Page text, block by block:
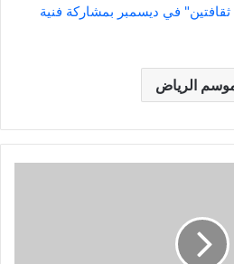
في ديسمبر بمشاركة فنية
الرياض